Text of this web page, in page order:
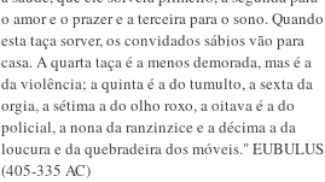
o amor e o prazer e a terceira para o sono. Quando
esta taça sorver, os convidados sábios vão para
casa. A quarta taça é a menos demorada, mas é a
da violência; a quinta é a do tumulto, a sexta da
orgia, a sétima a do olho roxo, a oitava é a do
policial, a nona da ranzinzice e a décima a da
loucura e da quebradeira dos móveis." EUBULUS
(405-335 AC)